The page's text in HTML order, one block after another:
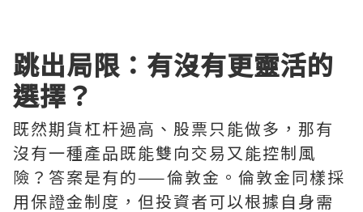
跳出局限：有沒有更靈活的
選擇？
既然期貨杠杆過高、股票只能做多，那有
沒有一種產品既能雙向交易又能控制風
險？答案是有的——倫敦金。倫敦金同樣採
用保證金制度，但投資者可以根據自身需